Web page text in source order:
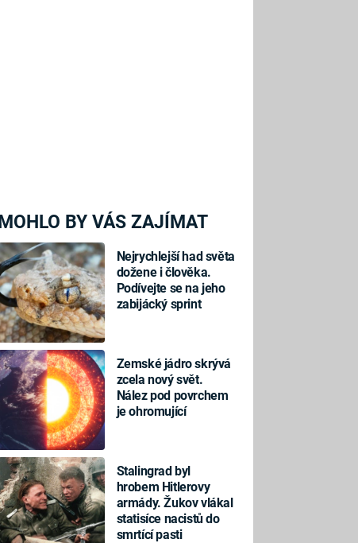
MOHLO BY VÁS ZAJÍMAT
Nejrychlejší had světa
dožene i člověka.
Podívejte se na jeho
zabijácký sprint
Zemské jádro skrývá
zcela nový svět.
Nález pod povrchem
je ohromující
Stalingrad byl
hrobem Hitlerovy
armády. Žukov vlákal
statisíce nacistů do
smrtící pasti